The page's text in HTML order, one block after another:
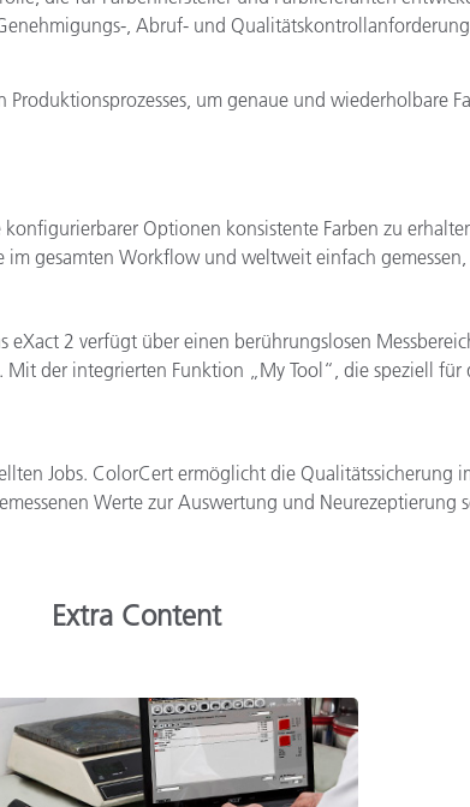
, Abruf- und
um genaue und wiederholbare
Optionen konsistente Farben zu
gesamten Workflow und weltweit einfach
eXact 2 verfügt über einen berührungslosen
der integrierten Funktion „My Tool“, die speziell
Jobs. ColorCert ermöglicht die
Werte zur Auswertung und Neurezeptierung
Extra Content